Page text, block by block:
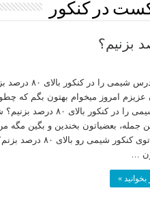
در کنکور
چطور درس شیمی را در کنکور
عزیزم امروز میخوام بهتون بگم که
درس شیمی را در کنکور بالای ۸۰
جمله، بعضیاتون بخندین و بگین مگه
میتونم توی کنکور شیمی رو بالای
…
»